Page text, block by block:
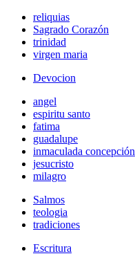
reliquias
Sagrado Corazón
trinidad
virgen maria
Devocion
angel
espiritu santo
fatima
guadalupe
inmaculada concepción
jesucristo
milagro
Salmos
teologia
tradiciones
Escritura